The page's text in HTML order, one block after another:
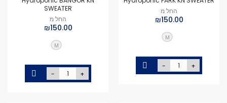
החל מ
₪150.00
M
- +
SWEATER
החל מ
₪150.00
M
- +